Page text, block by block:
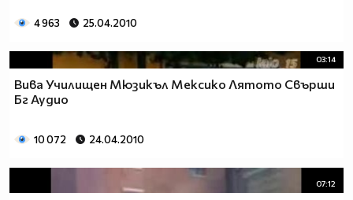
4 963 25.04.2010
03:14
Вива Училищен Мюзикъл Мексико Лятото Свърши
Бг Аудио
10 072 24.04.2010
07:12